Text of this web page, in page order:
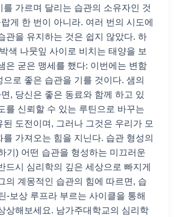
를 가르며 달리는 습관의 소유자인 것
게 한 번이 아니라. 여러 번의 시도에
관을 유지하는 것은 쉽지 않았다. 하
색 나뭇잎 사이로 비치는 태양을 보
은 굳은 맹세를 했다: 이번에는 변함
으로 좋은 습관을 기를 것이다. 샘의
, 당신은 좋은 동료와 함께 하고 있
를 신뢰할 수 있는 루틴으로 바꾸는
된 도전이며, 그러나 그것은 우리가 모
를 가져오는 힘을 지닌다. 습관 형성의
기) 어떤 습관을 형성하는 미끄러운
드시 심리학의 깊은 세상으로 빠지게
의 계몽적인 습관의 힘에 따르면, 습
-보상 루프라 부르는 사이클을 통해
상해보세요. 남가주대학교의 심리학